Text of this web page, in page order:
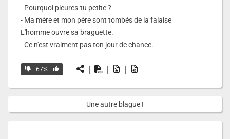
- Pourquoi pleures-tu petite ?
- Ma mère et mon père sont tombés de la falaise
L'homme ouvre sa braguette.
- Ce n'est vraiment pas ton jour de chance.
67% | | |
Une autre blague !